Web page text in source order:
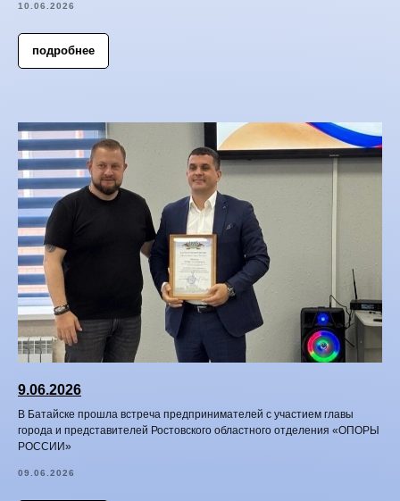
10.06.2026
подробнее
9.06.2026
В Батайске прошла встреча предпринимателей с участием главы
города и представителей Ростовского областного отделения «ОПОРЫ
РОССИИ»
09.06.2026